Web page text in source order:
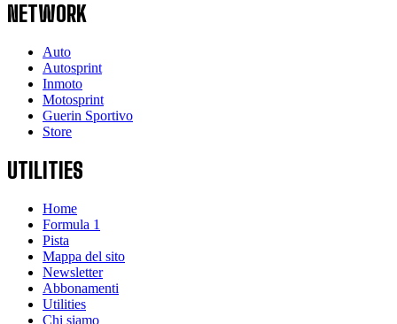
NETWORK
Auto
Autosprint
Inmoto
Motosprint
Guerin Sportivo
Store
UTILITIES
Home
Formula 1
Pista
Mappa del sito
Newsletter
Abbonamenti
Utilities
Chi siamo